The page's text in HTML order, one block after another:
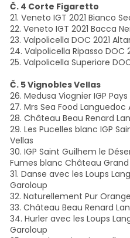
Č. 4 Corte Figaretto
21. Veneto IGT 2021 Bianco
22. Veneto IGT 2021 Bacca
23. Valpolicella DOC 2021
24. Valpolicella Ripasso
25. Valpolicella Superiore
Č. 5 Vignobles Vellas
26. Medusa Viognier IGP
27. Mrs Sea Food Languedoc
28. Château Beau Renard
29. Les Pucelles blanc IGP
Vellas
30. IGP Saint Guilhem le
Fumes blanc Château Grand
31. Danse avec les Loups
Garoloup
32. Naturellement Pur
33. Château Beau Renard
34. Hurler avec les Loups
Garoloup